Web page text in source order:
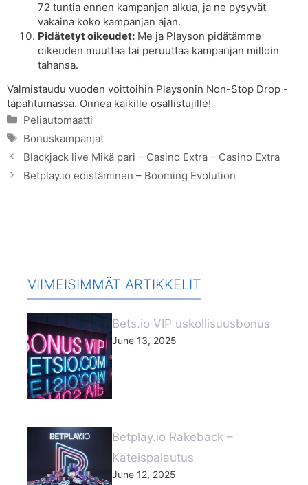
72 tuntia ennen kampanjan alkua, ja ne pysyvät
vakaina koko kampanjan ajan.
Pidätetyt oikeudet: Me ja Playson pidätämme
oikeuden muuttaa tai peruuttaa kampanjan milloin
tahansa.
Valmistaudu vuoden voittoihin Playsonin Non-Stop Drop -
tapahtumassa. Onnea kaikille osallistujille!
Categories
Peliautomaatti
Tags
Bonuskampanjat
Blackjack live Mikä pari – Casino Extra – Casino Extra
Betplay.io edistäminen – Booming Evolution
VIIMEISIMMÄT ARTIKKELIT
Bets.io VIP uskollisuusbonus
June 13, 2025
Betplay.io Rakeback –
Käteispalautus
June 12, 2025